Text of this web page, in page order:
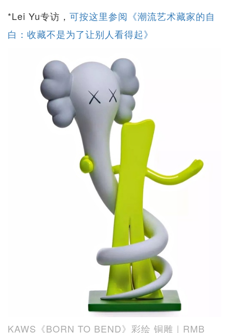
*Lei Yu专访， 可按这里参阅《潮流艺术藏家的自
白：收藏不是为了让别人看得起》
KAWS《BORN TO BEND》彩绘 铜雕｜RMB